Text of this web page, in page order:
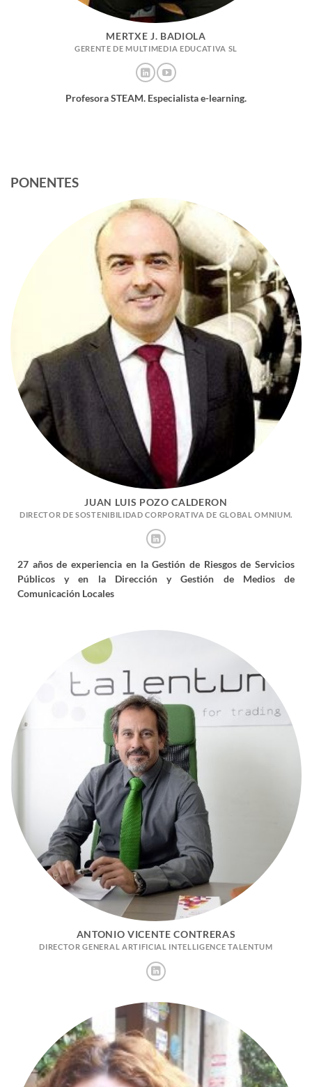
MERTXE J. BADIOLA
GERENTE DE MULTIMEDIA EDUCATIVA SL
Profesora STEAM. Especialista e-learning.
PONENTES
JUAN LUIS POZO CALDERON
DIRECTOR DE SOSTENIBILIDAD CORPORATIVA DE GLOBAL OMNIUM.
27 años de experiencia en la Gestión de Riesgos de Servicios
Públicos y en la Dirección y Gestión de Medios de
Comunicación Locales
ANTONIO VICENTE CONTRERAS
DIRECTOR GENERAL ARTIFICIAL INTELLIGENCE TALENTUM